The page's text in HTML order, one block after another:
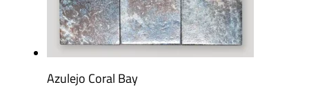
Azulejo Coral Bay